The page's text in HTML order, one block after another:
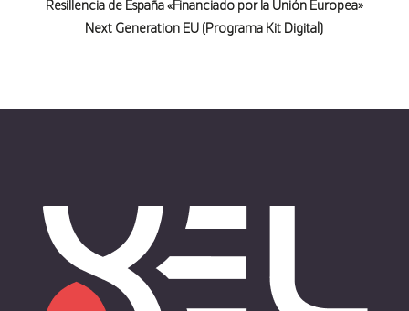
Resillencia de España «Financiado por la Unión Europea»
Next Generation EU (Programa Kit Digital)